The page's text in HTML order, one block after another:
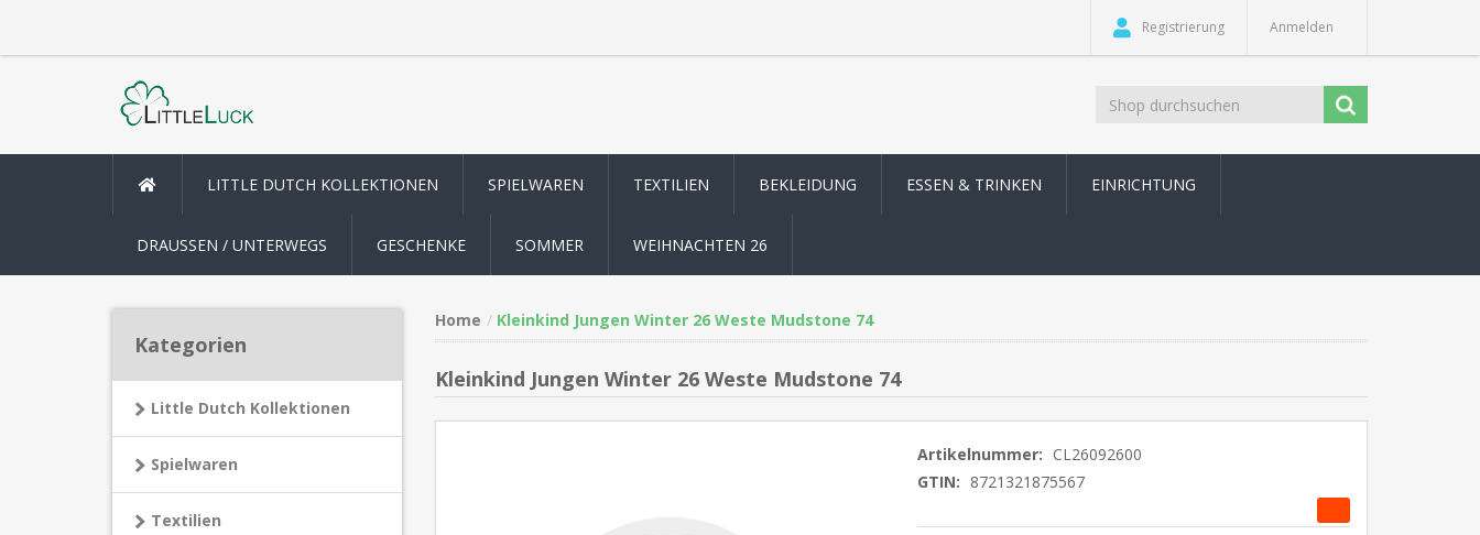
Registrierung Anmelden
LITTLE DUTCH KOLLEKTIONEN SPIELWAREN TEXTILIEN BEKLEIDUNG ESSEN & TRINKEN EINRICHTUNG
DRAUSSEN / UNTERWEGS GESCHENKE SOMMER WEIHNACHTEN 26
Kategorien
Little Dutch Kollektionen
Spielwaren
Textilien
Home Kleinkind Jungen Winter 26 Weste Mudstone 74
Kleinkind Jungen Winter 26 Weste Mudstone 74
Artikelnummer: CL26092600
GTIN: 8721321875567